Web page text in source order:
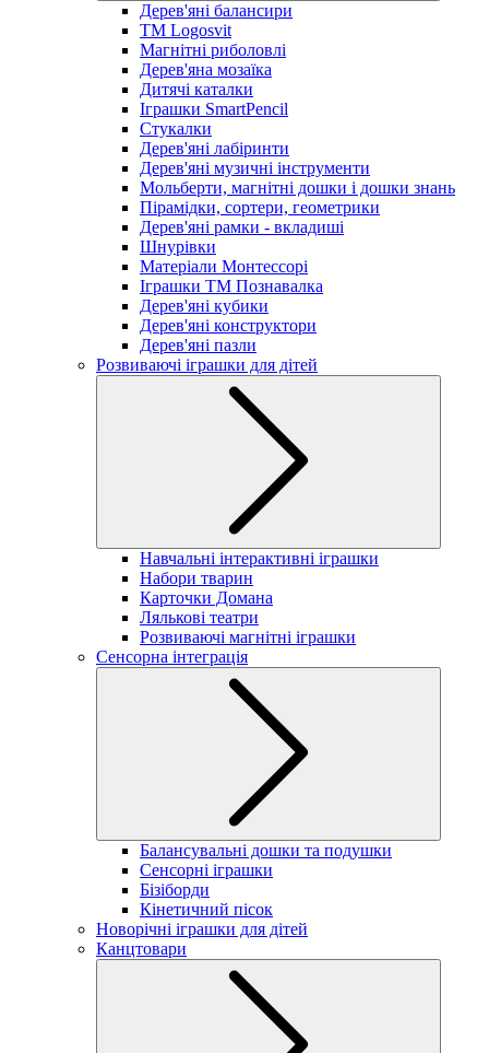
Дерев'яні балансири
TM Logosvit
Магнітні риболовлі
Дерев'яна мозаїка
Дитячі каталки
Іграшки SmartPencil
Стукалки
Дерев'яні лабіринти
Дерев'яні музичні інструменти
Мольберти, магнітні дошки і дошки знань
Пірамідки, сортери, геометрики
Дерев'яні рамки - вкладиші
Шнурівки
Матеріали Монтессорі
Іграшки ТМ Познавалка
Дерев'яні кубики
Дерев'яні конструктори
Дерев'яні пазли
Розвиваючі іграшки для дітей
Навчальні інтерактивні іграшки
Набори тварин
Карточки Домана
Лялькові театри
Розвиваючі магнітні іграшки
Сенсорна інтеграція
Балансувальні дошки та подушки
Сенсорні іграшки
Бізіборди
Кінетичний пісок
Новорічні іграшки для дітей
Канцтовари